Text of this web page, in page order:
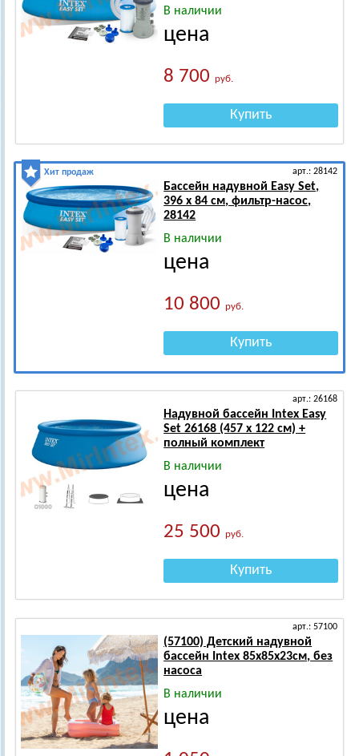
В наличии
цена
8 700руб.
Купить
Хит продаж арт.: 28142
Бассейн надувной Easy Set,
396 х 84 см, фильтр-насос,
28142
В наличии
цена
10 800руб.
Купить
арт.: 26168
Надувной бассейн Intex Easy
Set 26168 (457 x 122 см) +
полный комплект
В наличии
цена
25 500руб.
Купить
арт.: 57100
(57100) Детский надувной
бассейн Intex 85х85х23см, без
насоса
В наличии
цена